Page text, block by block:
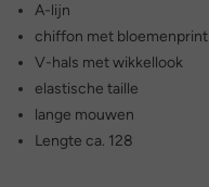
A-lijn
chiffon met bloemenprint
V-hals met wikkellook
elastische taille
lange mouwen
Lengte ca. 128